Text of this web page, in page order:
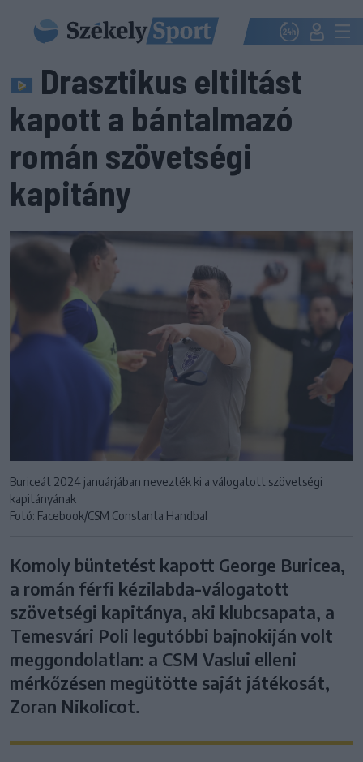
Drasztikus eltiltást
kapott a bántalmazó
román szövetségi
kapitány
Buriceát 2024 januárjában nevezték ki a válogatott szövetségi
kapitányának
Fotó: Facebook/CSM Constanta Handbal
Komoly büntetést kapott George Buricea,
a román férfi kézilabda-válogatott
szövetségi kapitánya, aki klubcsapata, a
Temesvári Poli legutóbbi bajnokiján volt
meggondolatlan: a CSM Vaslui elleni
mérkőzésen megütötte saját játékosát,
Zoran Nikolicot.